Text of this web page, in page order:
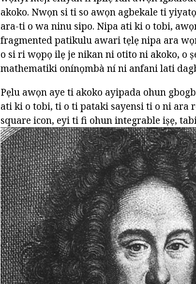
akoko. Nwọn si ti so awọn agbekale ti
ara-ti o wa ninu sipo. Nipa ati ki o tobi,
fragmented patikulu awari tẹlẹ nipa ara
o si ri wọpọ ilẹ je nikan ni otito ni akoko, o
mathematiki onínọmbà ní ni anfani lati
Pẹlu awọn aye ti akoko ayipada ohun
ati ki o tobi, ti o ti pataki sayensi ti o ni ara
square icon, eyi ti fi ohun integrable iṣẹ,